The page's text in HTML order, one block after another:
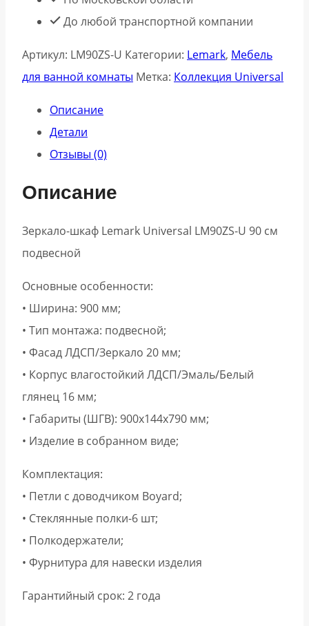
До любой транспортной компании
Артикул: LM90ZS-U Категории: Lemark, Мебель
для ванной комнаты Метка: Коллекция Universal
Описание
Детали
Отзывы (0)
Описание
Зеркало-шкаф Lemark Universal LM90ZS-U 90 см
подвесной
Основные особенности:
• Ширина: 900 мм;
• Тип монтажа: подвесной;
• Фасад ЛДСП/Зеркало 20 мм;
• Корпус влагостойкий ЛДСП/Эмаль/Белый
глянец 16 мм;
• Габариты (ШГВ): 900х144х790 мм;
• Изделие в собранном виде;
Комплектация:
• Петли с доводчиком Boyard;
• Стеклянные полки-6 шт;
• Полкодержатели;
• Фурнитура для навески изделия
Гарантийный срок: 2 года